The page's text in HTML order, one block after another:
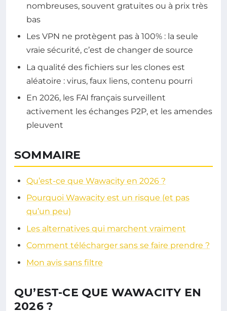
nombreuses, souvent gratuites ou à prix très
bas
Les VPN ne protègent pas à 100% : la seule
vraie sécurité, c’est de changer de source
La qualité des fichiers sur les clones est
aléatoire : virus, faux liens, contenu pourri
En 2026, les FAI français surveillent
activement les échanges P2P, et les amendes
pleuvent
SOMMAIRE
Qu’est-ce que Wawacity en 2026 ?
Pourquoi Wawacity est un risque (et pas
qu’un peu)
Les alternatives qui marchent vraiment
Comment télécharger sans se faire prendre ?
Mon avis sans filtre
QU’EST-CE QUE WAWACITY EN
2026 ?